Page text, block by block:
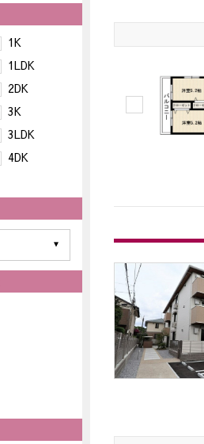
1K
1LDK
2DK
3K
3LDK
4DK